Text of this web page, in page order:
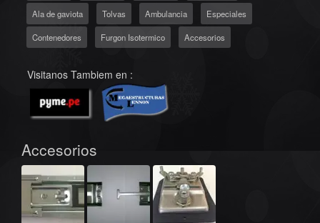
Ala de gaviota Tolvas Ambulancia Especiales
Contenedores Furgon Isotermico Accesorios
Visitanos Tambiem en :
Accesorios